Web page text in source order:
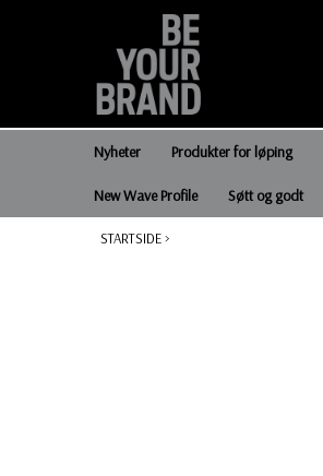
Nyheter Produkter for løping
New Wave Profile Søtt og godt
STARTSIDE>